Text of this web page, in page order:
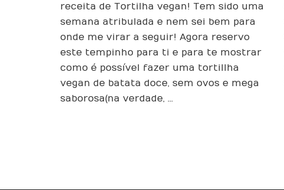
de
Batata
–
sem
ovos
e
receita de Tortilha vegan! Tem sido uma
semana atribulada e nem sei bem para
onde me virar a seguir! Agora reservo
este tempinho para ti e para te mostrar
como é possível fazer uma tortillha
vegan de batata doce, sem ovos e mega
saborosa (na verdade, …